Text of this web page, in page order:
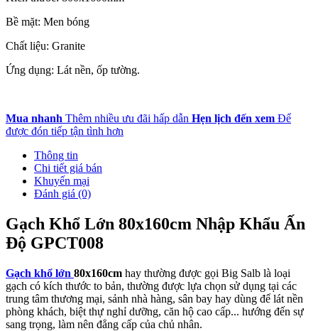
Bề mặt: Men bóng
Chất liệu: Granite
Ứng dụng: Lát nền, ốp tường.
Mua nhanh Thêm nhiều ưu đãi hấp dẫn Hẹn lịch đến xem Để
được đón tiếp tận tình hơn
Thông tin
Chi tiết giá bán
Khuyến mại
Đánh giá (0)
Gạch Khổ Lớn 80x160cm Nhập Khẩu Ấn
Độ GPCT008
Gạch khổ lớn 80x160cm hay thường được gọi Big Salb là loại
gạch có kích thước to bản, thường được lựa chọn sử dụng tại các
trung tâm thương mại, sảnh nhà hàng, sân bay hay dùng để lát nền
phòng khách, biệt thự nghỉ dưỡng, căn hộ cao cấp... hướng đến sự
sang trọng, làm nên đẳng cấp của chủ nhân.